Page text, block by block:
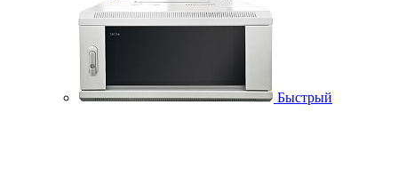
Быстрый